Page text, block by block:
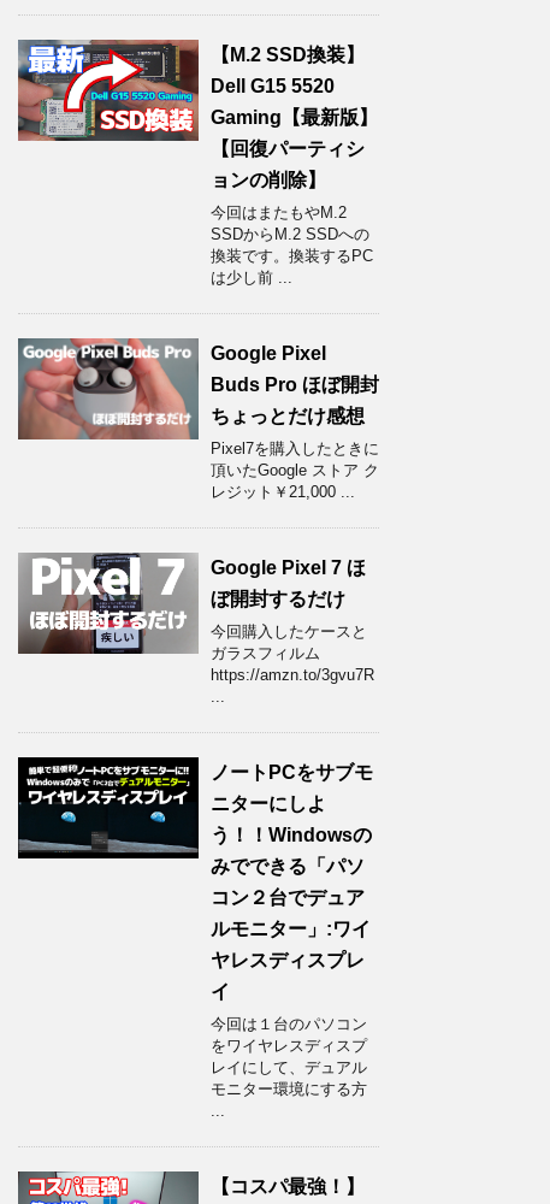
【M.2 SSD換装】
Dell G15 5520
Gaming【最新版】
【回復パーティシ
ョンの削除】
今回はまたもやM.2
SSDからM.2 SSDへの
換装です。換装するPC
は少し前 ...
Google Pixel
Buds Pro ほぼ開封
ちょっとだけ感想
Pixel7を購入したときに
頂いたGoogle ストア ク
レジット￥21,000 ...
Google Pixel 7 ほ
ぼ開封するだけ
今回購入したケースと
ガラスフィルム
https://amzn.to/3gvu7R
...
ノートPCをサブモ
ニターにしよ
う！！Windowsの
みでできる「パソ
コン２台でデュア
ルモニター」:ワイ
ヤレスディスプレ
イ
今回は１台のパソコン
をワイヤレスディスプ
レイにして、デュアル
モニター環境にする方
...
【コスパ最強！】